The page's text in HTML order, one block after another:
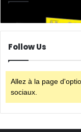
Follow Us
Allez à la page
sociaux.